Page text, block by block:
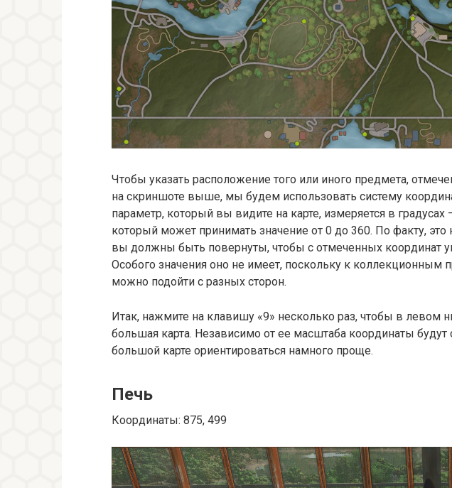
Чтобы указать расположение того или иного предмета,
на скриншоте выше, мы будем использовать систему
параметр, который вы видите на карте, измеряется в градусах
который может принимать значение от 0 до 360. По факту,
вы должны быть повернуты, чтобы с отмеченных координат
Особого значения оно не имеет, поскольку к коллекционным
можно подойти с разных сторон.
Итак, нажмите на клавишу «9» несколько раз, чтобы в левом
большая карта. Независимо от ее масштаба координаты
большой карте ориентироваться намного проще.
Печь
Координаты: 875, 499